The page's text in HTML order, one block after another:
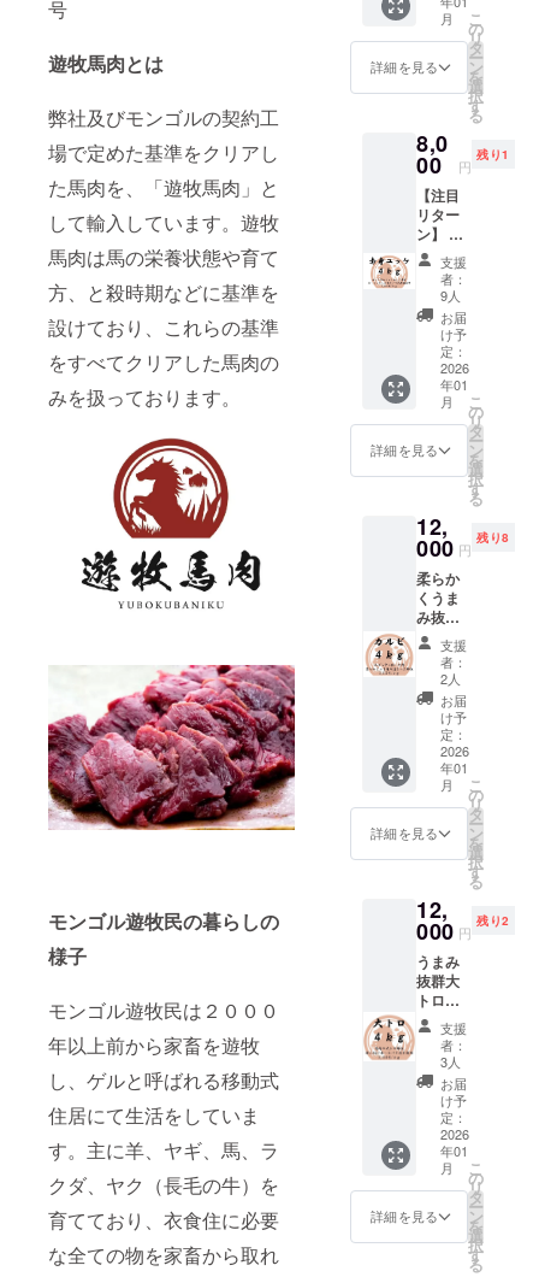
号
遊牧馬肉とは
弊社及びモンゴルの契約工
場で定めた基準をクリアし
た馬肉を、「遊牧馬肉」と
して輸入しています。遊牧
馬肉は馬の栄養状態や育て
方、と殺時期などに基準を
設けており、これらの基準
をすべてクリアした馬肉の
みを扱っております。
モンゴル遊牧民の暮らしの
様子
モンゴル遊牧民は２０００
年以上前から家畜を遊牧
し、ゲルと呼ばれる移動式
住居にて生活をしていま
す。主に羊、ヤギ、馬、ラ
クダ、ヤク（長毛の牛）を
育てており、衣食住に必要
な全ての物を家畜から取れ
べて育つた
を育てるた
して必要な
エサ代や燃
料代を一切
必要としま
せん。その
ため他の馬
肉に比べ安
定的なお手
頃価格でお
届けできる
ことも特徴
です。
日本から離
ルの地です
が、生産地
と消費地を
繋ぎ共に発
展していく
ことをモッ
トーに経営
をしており
ロ（バ
ラ） 肩
バラ
【使用
モンゴ
ル遊牧
民が弊
社に輸
出する
ために
特別に
育てた
馬の中
から、
特に状
態の良
い馬を
厳選し
て使用
ます。
モンゴ
でも最
高品質
の馬肉
をお届
け致し
ます。
【日本
クオリ
ティの
加工】
モンゴ
ルの契
約工場
にて、
日本の
場で約
10年加
スタッ
フが、
日本の
解体用
包丁を
使い加
工して
おりま
す。 日
本の加
工水準
を守り
馬肉を
加工し
ており
商品
名：遊
に約４
ｋｇの
馬肉を
お届け
百グラ
ムから
数キロ
ごとに
カット
して真
空パッ
クで梱
包して
おりま
す。
【部位
一覧】
ネック
外モモ
内モモ
ランプ
た馬】
モンゴ
ル遊牧
民が弊
社に輸
出する
ために
特別に
育てた
馬の中
から、
特に状
態の良
い馬を
厳選し
してい
ます。
肉の中
でも最
高品質
の馬肉
をお届
け致し
ます。
【日本
クオリ
ティの
加工】
モンゴ
ルの契
約工場
にて、
食肉工
場で約
の中で
も特に
柔らか
くうま
みの強
い部位
しまし
た！ 下
記の赤
身部位
からラ
ンダム
に約４
ｋｇの
馬肉を
お届け
致しま
す。馬
肉は数
百グラ
ムから
数キロ
ごとに
クで梱
包して
おりま
す。
【部位
一覧】
ロース
サーロ
イン 肩
ロース
【使用
する厳
選され
た馬】
モンゴ
ル遊牧
民が弊
特別に
育てた
から、
特に状
態の良
い馬を
厳選し
て使用
してい
ます。
モンゴ
ルの馬
肉の中
でも最
の馬肉
をお届
月
詳細を見る
こ
の
リ
タ
ー
ン
を
選
択
す
る
8,0
00 円
残り1
【注目
リター
ン】 便
利な馬
肉ユッ
ケセッ
ト 赤
身：約
４ｋｇ
赤身部
位をミ
ンチ状
に加工
した馬
肉ユッ
ケで
空パッ
クを開
ければ
すぐ使
える便
利な
ユッケ
となっ
ており
ます。
あっさ
りとし
た味わ
いの赤
身肉に
お好み
のタレ
ださ
い。 下
記の赤
身部位
からラ
ンダム
に約４
ｋｇの
馬肉を
ミンチ
に加工
しお届
け致し
ます。
【部位
一覧】
ネック
支援
者：
9人
お届
け予
定：
2026
年01
月
詳細を見る
こ
の
リ
タ
ー
ン
を
選
択
す
る
12,
000 円
残り8
柔らか
くうま
み抜群
のカル
ビセッ
ト カル
ビ：約
４ｋｇ
柔らか
く脂身
部分に
多くの
うまみ
が詰
まった
カルビ
トで
す！ 軽
く炙る
ことで
とろけ
る脂を
楽しむ
ことが
できま
す。 カ
ルビの
ブロッ
クを合
計約４
ｋｇお
届け致
しま
支援
者：
2人
お届
け予
定：
2026
年01
月
詳細を見る
こ
の
リ
タ
ー
ン
を
選
択
す
る
12,
000 円
残り2
うまみ
抜群大
トロ
セット
大ト
ロ：約
４ｋｇ
バラ肉
の中で
も、特
に脂が
乗って
いる部
分を厳
選しま
した！
支援
者：
3人
お届
け予
定：
2026
年01
月
詳細を見る
こ
の
リ
タ
ー
ン
を
選
択
す
る